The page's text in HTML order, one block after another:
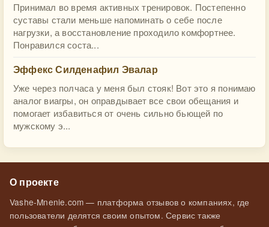
Принимал во время активных тренировок. Постепенно
суставы стали меньше напоминать о себе после
нагрузки, а восстановление проходило комфортнее.
Понравился соста...
Эффекс Силденафил Эвалар
Уже через полчаса у меня был стояк! Вот это я понимаю
аналог виагры, он оправдывает все свои обещания и
помогает избавиться от очень сильно бьющей по
мужскому э...
О проекте
Vashe-Mnenie.com — платформа отзывов о компаниях, где
пользователи делятся своим опытом. Сервис также